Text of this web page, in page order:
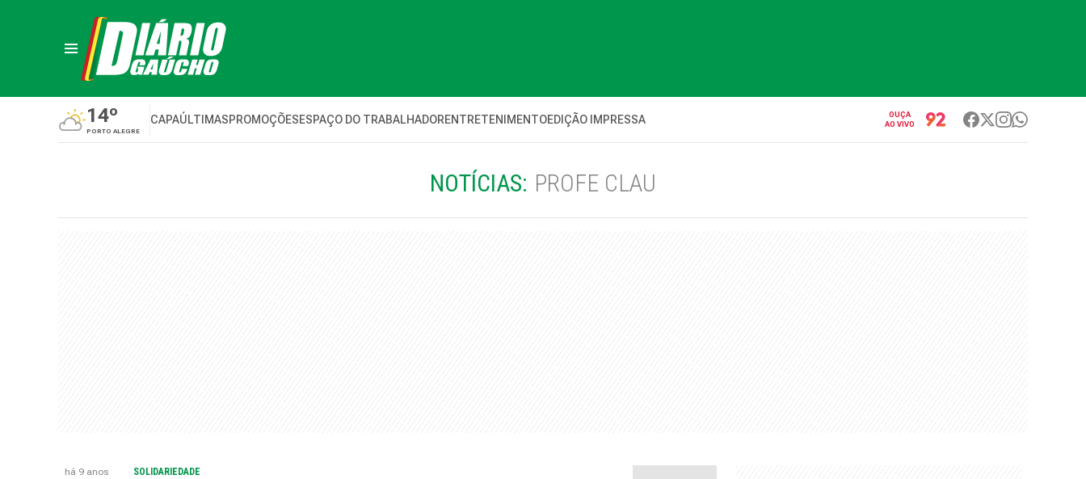
14º
PORTO ALEGRE
CAPAÚLTIMASPROMOÇÕESESPAÇO DO TRABALHADORENTRETENIMENTOEDIÇÃO IMPRESSA
OUÇA
AO VIVO
NOTÍCIAS: PROFE CLAU
há 9 anos SOLIDARIEDADE